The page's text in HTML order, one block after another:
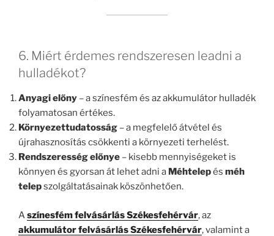
6. Miért érdemes rendszeresen leadni a
hulladékot?
Anyagi előny – a színesfém és az akkumulátor hulladék
folyamatosan értékes.
Környezettudatosság – a megfelelő átvétel és
újrahasznosítás csökkenti a környezeti terhelést.
Rendszeresség előnye – kisebb mennyiségeket is
könnyen és gyorsan át lehet adni a Méhtelepés méh
telepszolgáltatásainak köszönhetően.
Aszínesfém felvásárlás Székesfehérvár, az
akkumulátor felvásárlás Székesfehérvár, valamint a